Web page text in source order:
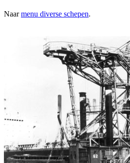
Naarmenu diverse schepen.